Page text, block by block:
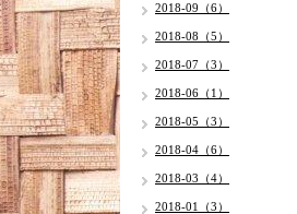
2018-09（6）
2018-08（5）
2018-07（3）
2018-06（1）
2018-05（3）
2018-04（6）
2018-03（4）
2018-01（3）